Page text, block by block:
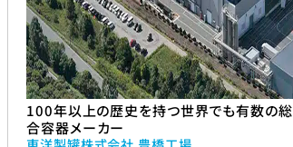
100年以上の歴史を持つ世界でも有数の総
合容器メーカー